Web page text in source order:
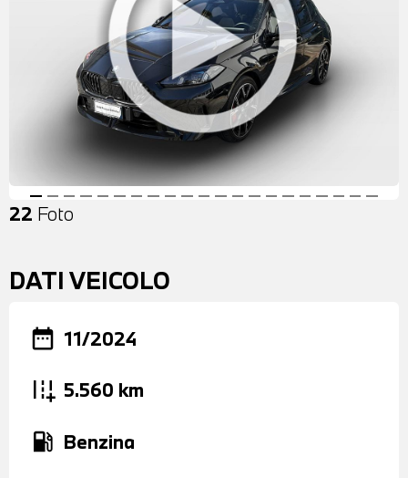
22 Foto
DATI VEICOLO
date_range 11/2024
add_road 5.560 km
local_gas_station Benzina